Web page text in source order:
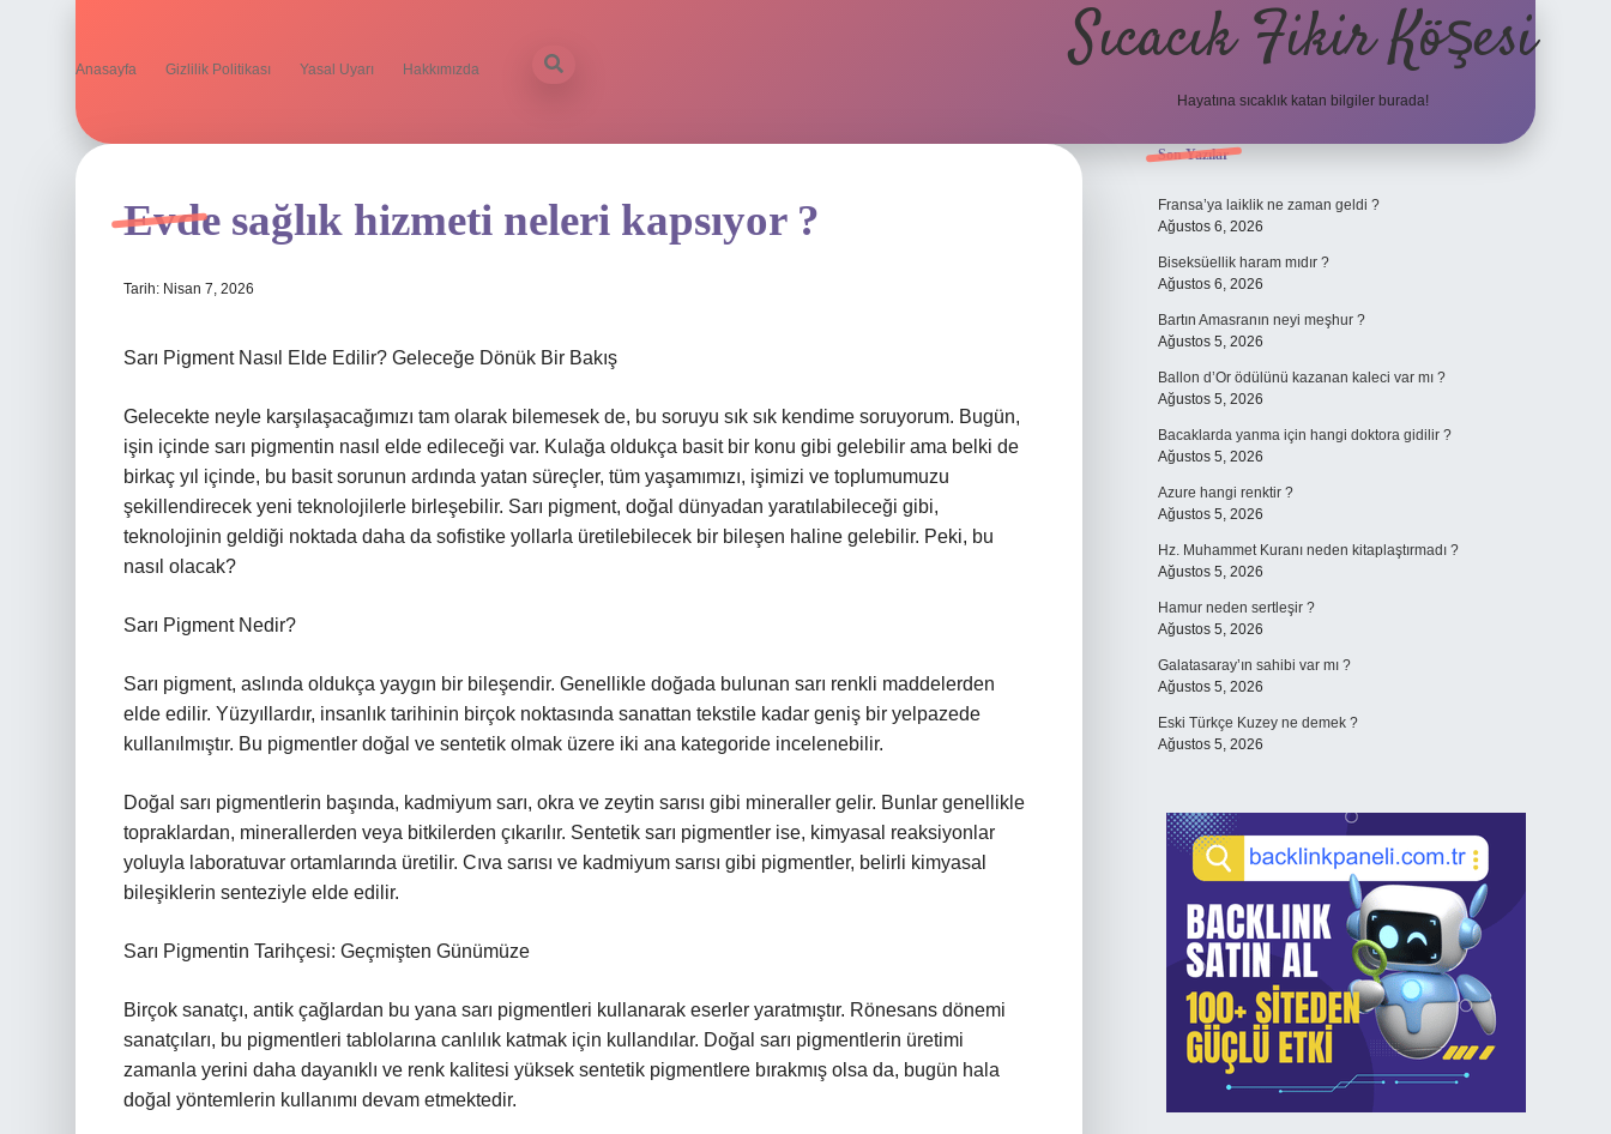
Anasayfa Gizlilik Politikası Yasal Uyarı Hakkımızda Sıcacık Fikir Köşesi
Hayatına sıcaklık katan bilgiler burada!
Evde sağlık hizmeti neleri kapsıyor ?
Tarih: Nisan 7, 2026
Sarı Pigment Nasıl Elde Edilir? Geleceğe Dönük Bir Bakış
Gelecekte neyle karşılaşacağımızı tam olarak bilemesek de, bu soruyu sık sık kendime soruyorum. Bugün,
işin içinde sarı pigmentin nasıl elde edileceği var. Kulağa oldukça basit bir konu gibi gelebilir ama belki de
birkaç yıl içinde, bu basit sorunun ardında yatan süreçler, tüm yaşamımızı, işimizi ve toplumumuzu
şekillendirecek yeni teknolojilerle birleşebilir. Sarı pigment, doğal dünyadan yaratılabileceği gibi,
teknolojinin geldiği noktada daha da sofistike yollarla üretilebilecek bir bileşen haline gelebilir. Peki, bu
nasıl olacak?
Sarı Pigment Nedir?
Sarı pigment, aslında oldukça yaygın bir bileşendir. Genellikle doğada bulunan sarı renkli maddelerden
elde edilir. Yüzyıllardır, insanlık tarihinin birçok noktasında sanattan tekstile kadar geniş bir yelpazede
kullanılmıştır. Bu pigmentler doğal ve sentetik olmak üzere iki ana kategoride incelenebilir.
Doğal sarı pigmentlerin başında, kadmiyum sarı, okra ve zeytin sarısı gibi mineraller gelir. Bunlar genellikle
topraklardan, minerallerden veya bitkilerden çıkarılır. Sentetik sarı pigmentler ise, kimyasal reaksiyonlar
yoluyla laboratuvar ortamlarında üretilir. Cıva sarısı ve kadmiyum sarısı gibi pigmentler, belirli kimyasal
bileşiklerin senteziyle elde edilir.
Sarı Pigmentin Tarihçesi: Geçmişten Günümüze
Birçok sanatçı, antik çağlardan bu yana sarı pigmentleri kullanarak eserler yaratmıştır. Rönesans dönemi
sanatçıları, bu pigmentleri tablolarına canlılık katmak için kullandılar. Doğal sarı pigmentlerin üretimi
zamanla yerini daha dayanıklı ve renk kalitesi yüksek sentetik pigmentlere bırakmış olsa da, bugün hala
doğal yöntemlerin kullanımı devam etmektedir.
Sidebar
Son Yazılar
Fransa’ya laiklik ne zaman geldi ?
Ağustos 6, 2026
Biseksüellik haram mıdır ?
Ağustos 6, 2026
Bartın Amasranın neyi meşhur ?
Ağustos 5, 2026
Ballon d’Or ödülünü kazanan kaleci var mı ?
Ağustos 5, 2026
Bacaklarda yanma için hangi doktora gidilir ?
Ağustos 5, 2026
Azure hangi renktir ?
Ağustos 5, 2026
Hz. Muhammet Kuranı neden kitaplaştırmadı ?
Ağustos 5, 2026
Hamur neden sertleşir ?
Ağustos 5, 2026
Galatasaray’ın sahibi var mı ?
Ağustos 5, 2026
Eski Türkçe Kuzey ne demek ?
Ağustos 5, 2026